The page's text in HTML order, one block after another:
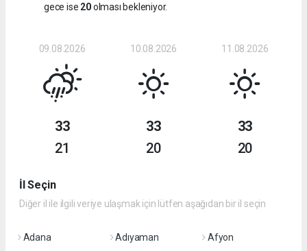
gece ise 20olması bekleniyor.
09.08.2026
33
21
10.08.2026
33
20
11.08.2026
33
20
İl Seçin
Diğer il ile ilgili veriye ulaşmak için lütfen aşağıdan bir il seçin
Adana Adıyaman
Afyon